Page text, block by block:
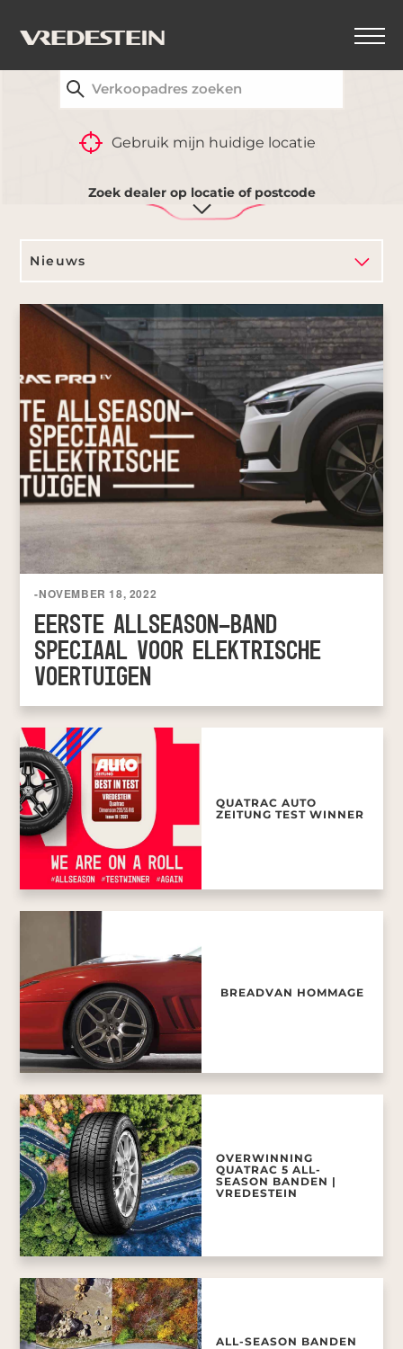
Gebruik mijn huidige locatie
Zoek dealer op locatie of postcode
TERUG
Nieuws
-NOVEMBER 18, 2022
EERSTE ALLSEASON-BAND
SPECIAAL VOOR ELEKTRISCHE
VOERTUIGEN
QUATRAC AUTO
ZEITUNG TEST WINNER
BREADVAN HOMMAGE
OVERWINNING
QUATRAC 5 ALL-
SEASON BANDEN |
VREDESTEIN
ALL-SEASON BANDEN